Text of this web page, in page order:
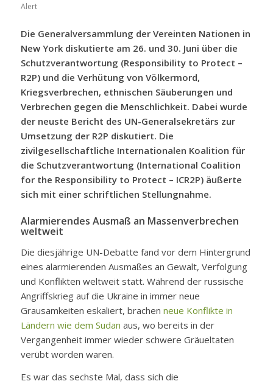
Alert
Die Generalversammlung der Vereinten Nationen in
New York diskutierte am 26. und 30. Juni über die
Schutzverantwortung (Responsibility to Protect –
R2P) und die Verhütung von Völkermord,
Kriegsverbrechen, ethnischen Säuberungen und
Verbrechen gegen die Menschlichkeit. Dabei wurde
der neuste Bericht des UN-Generalsekretärs zur
Umsetzung der R2P diskutiert. Die
zivilgesellschaftliche Internationalen Koalition für
die Schutzverantwortung (International Coalition
for the Responsibility to Protect – ICR2P) äußerte
sich mit einer schriftlichen Stellungnahme.
Alarmierendes Ausmaß an Massenverbrechen
weltweit
Die diesjährige UN-Debatte fand vor dem Hintergrund
eines alarmierenden Ausmaßes an Gewalt, Verfolgung
und Konflikten weltweit statt. Während der russische
Angriffskrieg auf die Ukraine in immer neue
Grausamkeiten eskaliert, brachen neue Konflikte in
Ländern wie dem Sudan aus, wo bereits in der
Vergangenheit immer wieder schwere Gräueltaten
verübt worden waren.
Es war das sechste Mal, dass sich die